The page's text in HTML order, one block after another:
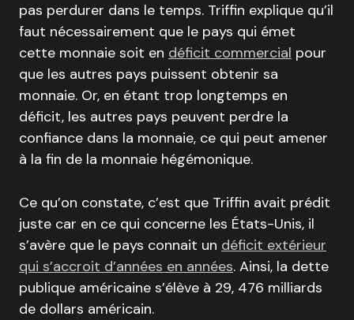
pas perdurer dans le temps. Triffin explique qu’il
faut nécessairement que le pays qui émet
cette monnaie soit en déficit commercial pour
que les autres pays puissent obtenir sa
monnaie. Or, en étant trop longtemps en
déficit, les autres pays peuvent perdre la
confiance dans la monnaie, ce qui peut amener
à la fin de la monnaie hégémonique.
Ce qu’on constate, c’est que Triffin avait prédit
juste car en ce qui concerne les États-Unis, il
s’avère que le pays connait un déficit extérieur
qui s’accroit d’années en années. Ainsi, la dette
publique américaine s’élève à 29, 476 milliards
de dollars américain.